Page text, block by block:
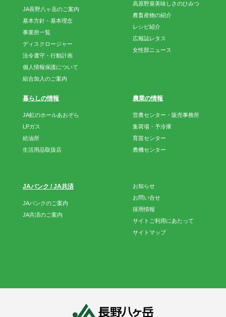
高原野菜美味しさのひみつ
農畜産物の紹介
レシピ紹介
広報誌レタス
女性部ニュース
JA長野八ヶ岳のご案内
基本方針・基本理念
事業所一覧
ディスクロージャー
法令遵守・行動計画
個人情報保護について
組合加入のご案内
暮らしの情報
JA虹のホールあおぞら
LPガス
給油所
生活用品取扱店
農業の情報
営農センター・販売事務所
集荷場・予冷庫
育苗センター
農機センター
JAバンク / JA共済
JAバンクのご案内
JA共済のご案内
お知らせ
お問い合せ
採用情報
サイトご利用にあたって
サイトマップ